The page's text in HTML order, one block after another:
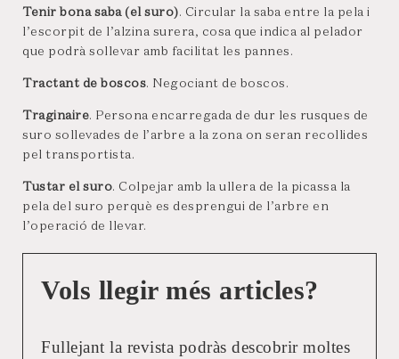
Tenir bona saba (el suro). Circular la saba entre la pela i
l’escorpit de l’alzina surera, cosa que indica al pelador
que podrà sollevar amb facilitat les pannes.
Tractant de boscos. Negociant de boscos.
Traginaire. Persona encarregada de dur les rusques de
suro sollevades de l’arbre a la zona on seran recollides
pel transportista.
Tustar el suro. Colpejar amb la ullera de la picassa la
pela del suro perquè es desprengui de l’arbre en
l’operació de llevar.
Vols llegir més articles?
Fullejant la revista podràs descobrir moltes